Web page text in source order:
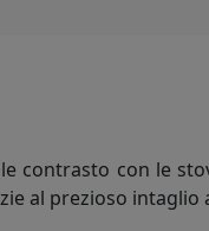
contrasto con le
al prezioso